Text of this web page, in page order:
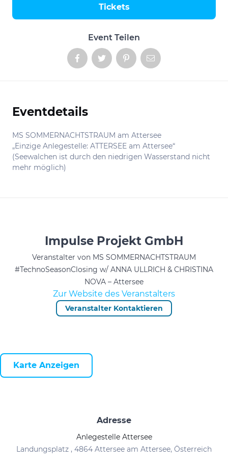
Event Teilen
Tickets
Informationen
Eventdetails
MS SOMMERNACHTSTRAUM am Attersee
„Einzige Anlegestelle: ATTERSEE am Attersee“
(Seewalchen ist durch den niedrigen Wasserstand nicht
mehr möglich)
Impulse Projekt GmbH
Veranstalter von MS SOMMERNACHTSTRAUM
#TechnoSeasonClosing w/ ANNA ULLRICH & CHRISTINA
NOVA – Attersee
Zur Website des Veranstalters
Veranstalter Kontaktieren
Karte Anzeigen
Adresse
Anlegestelle Attersee
Landungsplatz , 4864 Attersee am Attersee, Österreich